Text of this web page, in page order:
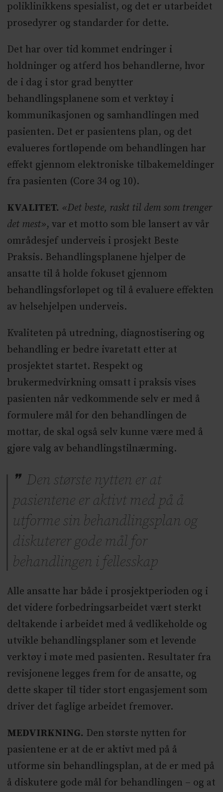
poliklinikkens spesialist, og det er utarbeidet
prosedyrer og standarder for dette.
Det har over tid kommet endringer i
holdninger og atferd hos behandlerne, hvor
de i dag i stor grad benytter
behandlingsplanene som et verktøy i
kommunikasjonen og samhandlingen med
pasienten. Det er pasientens plan, og det
evalueres fortløpende om behandlingen har
effekt gjennom elektroniske tilbakemeldinger
fra pasienten (Core 34 og 10).
KVALITET. «Det beste, raskt til dem som trenger
det mest», var et motto som ble lansert av vår
områdesjef underveis i prosjekt Beste
Praksis. Behandlingsplanene hjelper de
ansatte til å holde fokuset gjennom
behandlingsforløpet og til å evaluere effekten
av helsehjelpen underveis.
Kvaliteten på utredning, diagnostisering og
behandling er bedre ivaretatt etter at
prosjektet startet. Respekt og
brukermedvirkning omsatt i praksis vises
pasienten når vedkommende selv er med å
formulere mål for den behandlingen de
mottar, de skal også selv kunne være med å
gjøre valg av behandlingstilnærming.
Den største nytten er at
pasientene er aktivt med på å
utforme sin behandlingsplan og
diskuterer gode mål for
behandlingen i fellesskap
Alle ansatte har både i prosjektperioden og i
det videre forbedringsarbeidet vært sterkt
deltakende i arbeidet med å vedlikeholde og
utvikle behandlingsplaner som et levende
verktøy i møte med pasienten. Resultater fra
revisjonene legges frem for de ansatte, og
dette skaper til tider stort engasjement som
driver det faglige arbeidet fremover.
MEDVIRKNING. Den største nytten for
pasientene er at de er aktivt med på å
utforme sin behandlingsplan, at de er med på
å diskutere gode mål for behandlingen – og at